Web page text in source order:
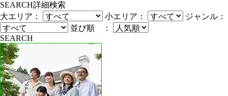
SEARCH詳細検索
大エリア：
小エリア：
ジャンル：
並び順 ：
SEARCH